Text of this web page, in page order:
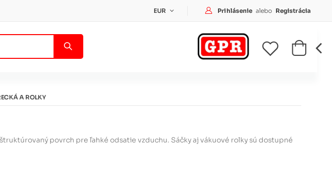
EUR Prihlásenie
Prihlásenie alebo Registrácia
A ROLKY
povrch pre ľahké odsatie vzduchu. Sáčky aj vákuové rolky sú dostupné